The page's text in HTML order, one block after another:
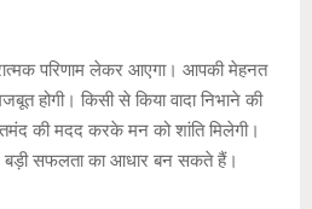
परिणाम लेकर आएगा। आपकी मेहनत
होगी। किसी से किया वादा निभाने की
की मदद करके मन को शांति मिलेगी।
बड़ी सफलता का आधार बन सकते हैं।